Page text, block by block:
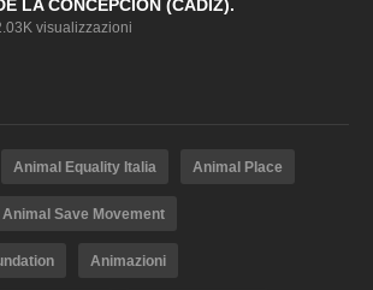
LA CONCEPCIÓN (CÁDIZ).
visualizzazioni
Animal Equality Italia Animal Place
Animal Save Movement
Animazioni